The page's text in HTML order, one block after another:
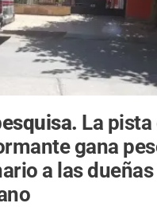
La pista
gana
a las dueñas